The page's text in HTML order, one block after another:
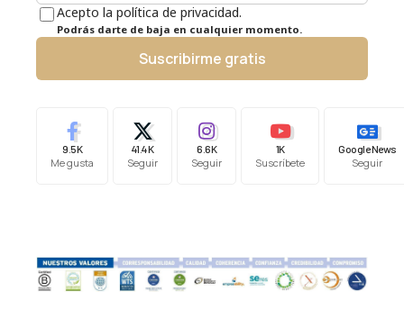
Acepto la política de privacidad.
Podrás darte de baja en cualquier momento.
Suscribirme gratis
9.5K
Me gusta
41.4K
Seguir
6.6K
Seguir
1K
Suscríbete
Google News
Seguir